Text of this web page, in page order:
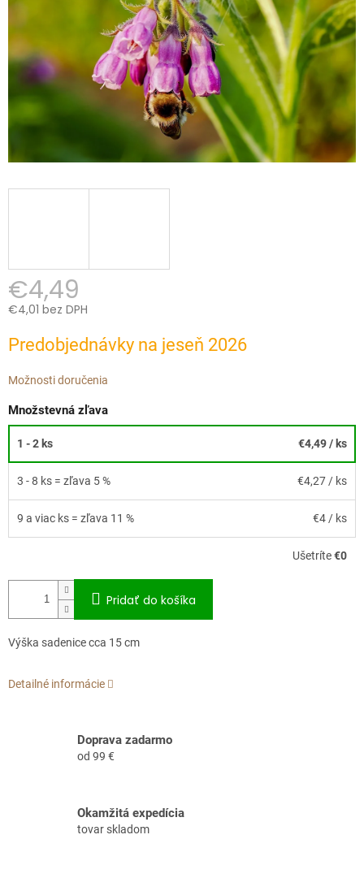
€4,49
€4,01 bez DPH
cena:
Predobjednávky na jeseň 2026
Možnosti doručenia
Množstevná zľava
1 - 2 ks €4,49/ ks
3 - 8 ks = zľava 5 % €4,27 / ks
9 a viac ks = zľava 11 % €4 / ks
Ušetríte€0
Pridať do košíka
Výška sadenice cca 15 cm
Detailné informácie
Doprava zadarmo
od 99 €
Okamžitá expedícia
tovar skladom